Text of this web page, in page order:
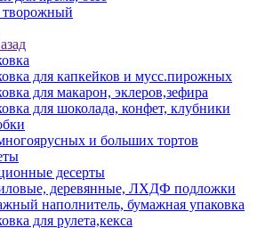
для капкейков и мусс.пирожных
для макарон, эклеров,зефира
для шоколада, конфет, клубники
и больших тортов
десерты
деревянные, ЛХДФ подложки
наполнитель, бумажная упаковка
для рулета,кекса